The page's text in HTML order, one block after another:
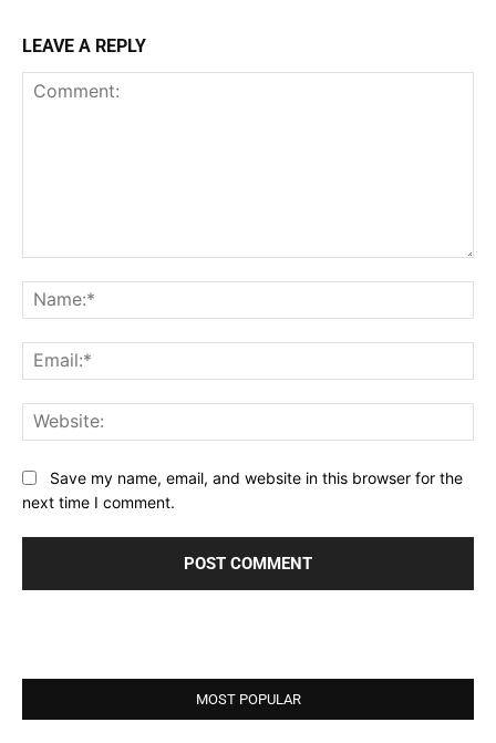
LEAVE A REPLY
Save my name, email, and website in this browser for the
next time I comment.
MOST POPULAR